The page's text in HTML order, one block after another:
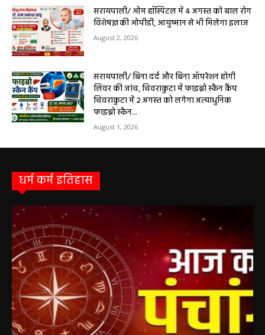
सरायपाली/ ओम हॉस्पिटल में 4 अगस्त को बाल रोग
विशेषज्ञ की ओपीडी, आयुष्मान से भी मिलेगा इलाज
August 2, 2026
सरायपाली/ बिना दर्द और बिना ऑपरेशन होगी
लिवर की जांच, चिवराकुटा में फाइब्रो स्कैन कैंप
चिवराकुटा में 2 अगस्त को लगेगा अत्याधुनिक
फाइब्रो स्कैन...
August 1, 2026
धर्म कर्म इतिहास